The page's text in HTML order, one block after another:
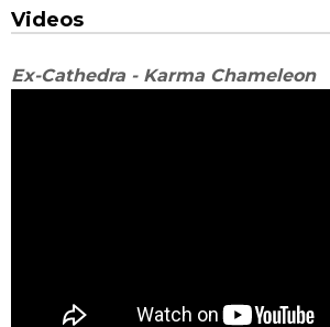
Videos
Ex-Cathedra - Karma Chameleon